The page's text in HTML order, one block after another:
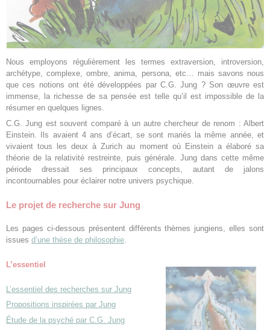
Nous employons régulièrement les termes extraversion, introversion,
archétype, complexe, ombre, anima, persona, etc… mais savons nous
que ces notions ont été développées par C.G. Jung ? Son œuvre est
immense, la richesse de sa pensée est telle qu’il est impossible de la
résumer en quelques lignes.
C.G. Jung est souvent comparé à un autre chercheur de renom : Albert
Einstein. Ils avaient 4 ans d’écart, se sont mariés la même année, et
vivaient tous les deux à Zurich au moment où Einstein a élaboré sa
théorie de la relativité restreinte, puis générale. Jung dans cette même
période dressait ses principaux concepts, autant de jalons
incontournables pour éclairer notre univers psychique.
Le projet de recherche sur Jung
Les pages ci-dessous présentent différents thèmes jungiens, elles sont
issues d’une thèse de philosophie.
L’essentiel
L’essentiel des recherches sur Jung
Propositions inspirées par Jung
Étude de la psyché par C.G. Jung